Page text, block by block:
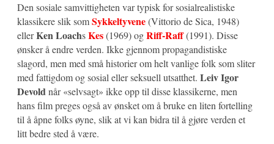
Den sosiale samvittigheten var typisk for sosialrealistiske
klassikere slik somSykkeltyvene(Vittorio de Sica, 1948)
ellerKen LoachsKes(1969) ogRiff-Raff(1991). Disse
ønsker å endre verden. Ikke gjennom propagandistiske
slagord, men med små historier om helt vanlige folk som sliter
med fattigdom og sosial eller seksuell utsatthet. Leiv Igor
Devoldnår «selvsagt» ikke opp til disse klassikerne, men
hans film preges også av ønsket om å bruke en liten fortelling
til å åpne folks øyne, slik at vi kan bidra til å gjøre verden et
litt bedre sted å være.